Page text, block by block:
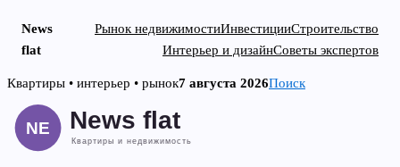
News
flat
Рынок недвижимостиИнвестицииСтроительство
Интерьер и дизайнСоветы экспертов
Skip
content
Квартиры • интерьер • рынок7 августа 2026Поиск